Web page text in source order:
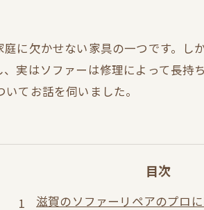
に欠かせない家具の一つです。
実はソファーは修理によって長
てお話を伺いました。
目次
滋賀のソファーリペアのプロに